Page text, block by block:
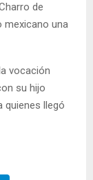
de
mexicano una
vocación
su hijo
quienes llegó